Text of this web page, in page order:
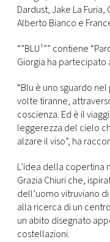
CONSIGLIA
Dardust, Jake La
Alberto Bianco e
“”BLU¹”” contiene
Giorgia ha partecipato
“Blu è uno sguardo
volte tiranne,
coscienza. Ed è il
leggerezza del cielo
alzare il viso”, ha
L’idea della copertina
Grazia Chiuri che,
dell’uomo vitruviano
alla ricerca di un
un abito disegnato
costellazioni.